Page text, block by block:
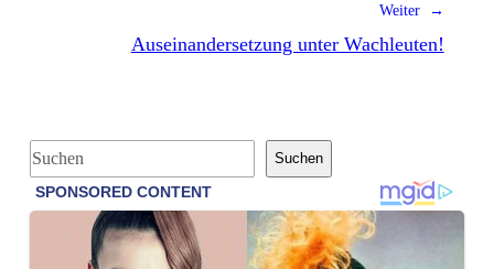
Weiter →
Auseinandersetzung unter Wachleuten!
S
u
Suchen